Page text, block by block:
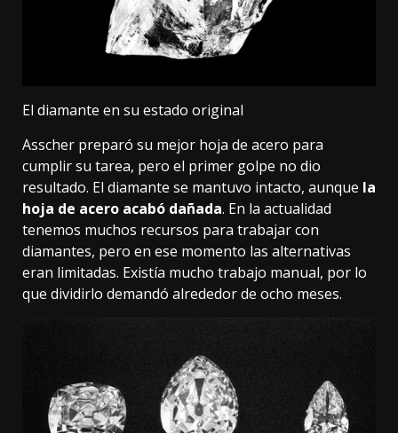
El diamante en su estado original
Asscher preparó su mejor hoja de acero para
cumplir su tarea, pero el primer golpe no dio
resultado. El diamante se mantuvo intacto, aunque la
hoja de acero acabó dañada. En la actualidad
tenemos muchos recursos para trabajar con
diamantes, pero en ese momento las alternativas
eran limitadas. Existía mucho trabajo manual, por lo
que dividirlo demandó alrededor de ocho meses.